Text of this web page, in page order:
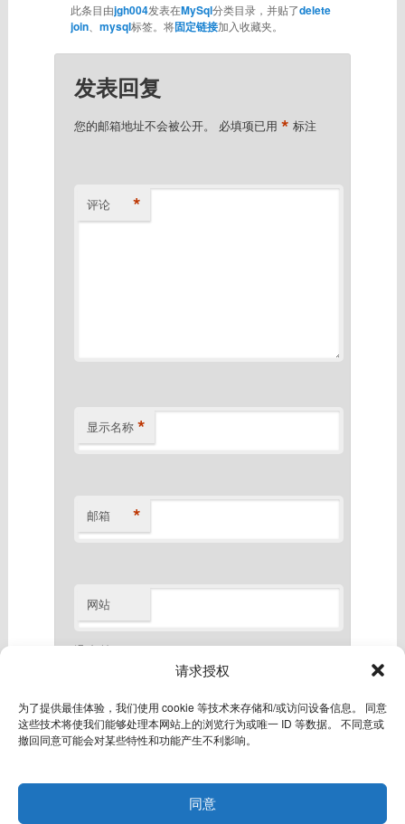
请求授权
为了提供最佳体验，我们使用 cookie 等技术来存储和/或访问设备信息。 同意
这些技术将使我们能够处理本网站上的浏览行为或唯一 ID 等数据。 不同意或
撤回同意可能会对某些特性和功能产生不利影响。
同意
此条目由jgh004发表在MySql分类目录，并贴了delete
join 、mysql标签。将固定链接加入收藏夹。
发表回复
您的邮箱地址不会被公开。 必填项已用 * 标注
评论 *
显示名称 *
邮箱 *
网站
滑动验证*
滑倒最右